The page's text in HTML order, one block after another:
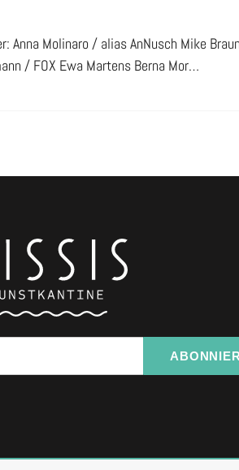
Molinaro / alias AnNusch Mike
/ FOX Ewa Martens Berna Mor…